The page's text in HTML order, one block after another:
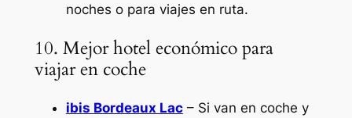
noches o para viajes en ruta.
10. Mejor hotel económico para
viajar en coche
ibis Bordeaux Lac– Si van en coche y